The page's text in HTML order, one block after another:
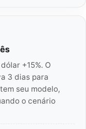
+15%. O
3 dias para
seu modelo,
o cenário